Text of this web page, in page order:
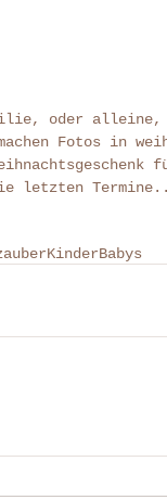
oder
Fotos in
Termine..
KinderBabys